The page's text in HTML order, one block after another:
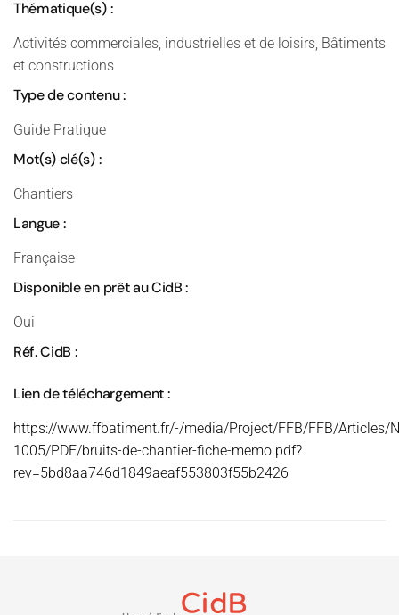
Thématique(s) :
Activités commerciales, industrielles et de loisirs, Bâtiments
et constructions
Type de contenu :
Guide Pratique
Mot(s) clé(s) :
Chantiers
Langue :
Française
Disponible en prêt au CidB :
Oui
Réf. CidB :
Lien de téléchargement :
https://www.ffbatiment.fr/-/media/Project/FFB/FFB/Articles/
1005/PDF/bruits-de-chantier-fiche-memo.pdf?
rev=5bd8aa746d1849aeaf553803f55b2426